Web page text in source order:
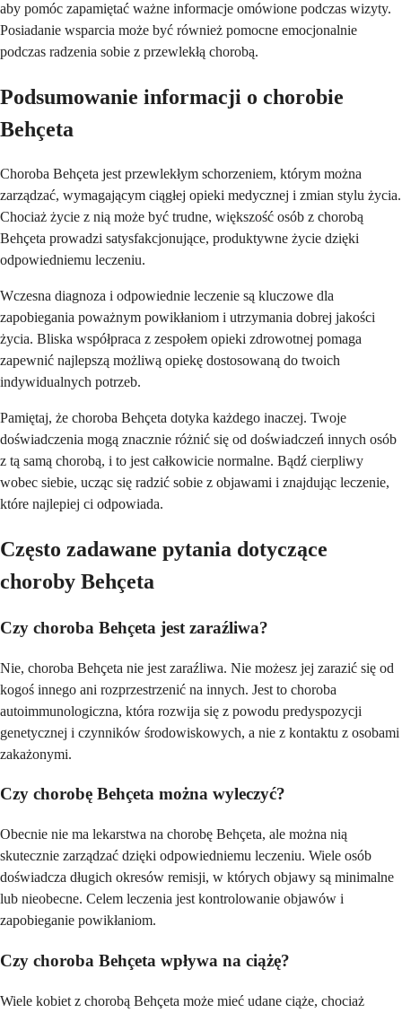
aby pomóc zapamiętać ważne informacje omówione podczas wizyty.
Posiadanie wsparcia może być również pomocne emocjonalnie
podczas radzenia sobie z przewlekłą chorobą.
Podsumowanie informacji o chorobie
Behçeta
Choroba Behçeta jest przewlekłym schorzeniem, którym można
zarządzać, wymagającym ciągłej opieki medycznej i zmian stylu życia.
Chociaż życie z nią może być trudne, większość osób z chorobą
Behçeta prowadzi satysfakcjonujące, produktywne życie dzięki
odpowiedniemu leczeniu.
Wczesna diagnoza i odpowiednie leczenie są kluczowe dla
zapobiegania poważnym powikłaniom i utrzymania dobrej jakości
życia. Bliska współpraca z zespołem opieki zdrowotnej pomaga
zapewnić najlepszą możliwą opiekę dostosowaną do twoich
indywidualnych potrzeb.
Pamiętaj, że choroba Behçeta dotyka każdego inaczej. Twoje
doświadczenia mogą znacznie różnić się od doświadczeń innych osób
z tą samą chorobą, i to jest całkowicie normalne. Bądź cierpliwy
wobec siebie, ucząc się radzić sobie z objawami i znajdując leczenie,
które najlepiej ci odpowiada.
Często zadawane pytania dotyczące
choroby Behçeta
Czy choroba Behçeta jest zaraźliwa?
Nie, choroba Behçeta nie jest zaraźliwa. Nie możesz jej zarazić się od
kogoś innego ani rozprzestrzenić na innych. Jest to choroba
autoimmunologiczna, która rozwija się z powodu predyspozycji
genetycznej i czynników środowiskowych, a nie z kontaktu z osobami
zakażonymi.
Czy chorobę Behçeta można wyleczyć?
Obecnie nie ma lekarstwa na chorobę Behçeta, ale można nią
skutecznie zarządzać dzięki odpowiedniemu leczeniu. Wiele osób
doświadcza długich okresów remisji, w których objawy są minimalne
lub nieobecne. Celem leczenia jest kontrolowanie objawów i
zapobieganie powikłaniom.
Czy choroba Behçeta wpływa na ciążę?
Wiele kobiet z chorobą Behçeta może mieć udane ciąże, chociaż